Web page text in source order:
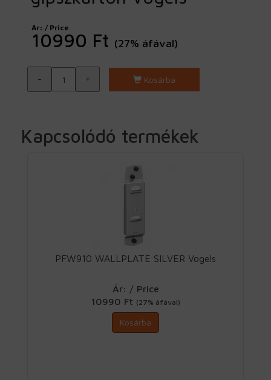
Ár: / Price
10990 Ft (27% áfával)
- + Kosárba
Kapcsolódó termékek
PFW910 WALLPLATE SILVER Vogels
Ár: / Price
10990 Ft (27% áfával)
Kosárba